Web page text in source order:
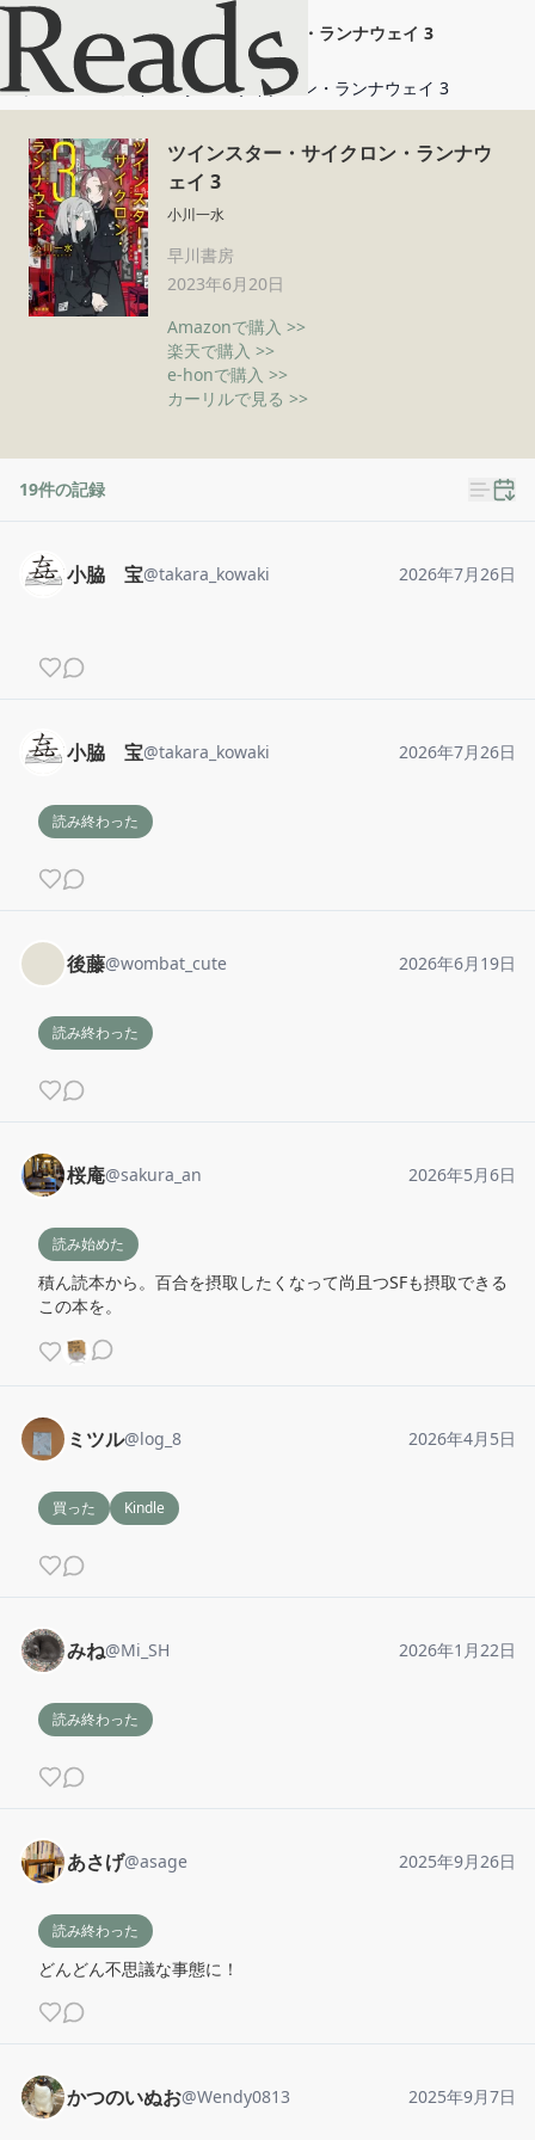
ツインスター・サイクロン・ランナウェイ 3
ホーム ツインスター・サイクロン・ランナウェイ 3
ツインスター・サイクロン・ランナウ
ェイ 3
小川一水
早川書房
2023年6月20日
Amazonで購入 >>
楽天で購入 >>
e-honで購入 >>
カーリルで見る >>
19件の記録
小脇 宝@takara_kowaki 2026年7月26日
小脇 宝@takara_kowaki 2026年7月26日
読み終わった
後藤@wombat_cute 2026年6月19日
読み終わった
桜庵@sakura_an 2026年5月6日
読み始めた
積ん読本から。百合を摂取したくなって尚且つSFも摂取できる
この本を。
ミツル@log_8 2026年4月5日
買った Kindle
みね@Mi_SH 2026年1月22日
読み終わった
あさげ@asage 2025年9月26日
読み終わった
どんどん不思議な事態に！
かつのいぬお@Wendy0813 2025年9月7日